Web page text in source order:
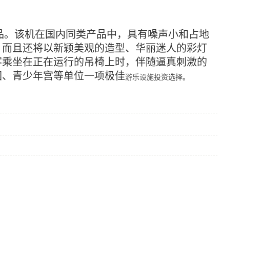
该机在国内同类产品中，具有噪声小和占地
且还将以新颖美观的造型、华丽迷人的彩灯
坐在正在运行的吊椅上时，伴随逼真刺激的
青少年宫等单位一项极佳游乐设施投资选择。